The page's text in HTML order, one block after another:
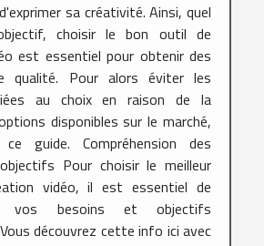
sa créativité. Ainsi, quel
choisir le bon outil de
est essentiel pour obtenir des
qualité. Pour alors éviter les
au choix en raison de la
disponibles sur le marché,
guide. Compréhension des
Pour choisir le meilleur
vidéo, il est essentiel de
vos besoins et objectifs
découvrez cette info ici avec